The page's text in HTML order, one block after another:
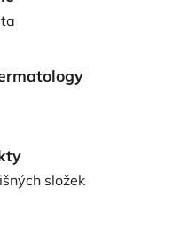
složek